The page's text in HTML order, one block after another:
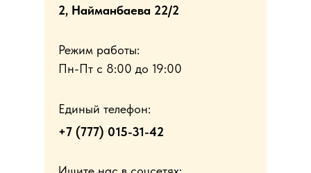
2, Найманбаева 22/2
Режим работы:
Пн-Пт с 8:00 до 19:00
Единый телефон:
+7 (777) 015-31-42